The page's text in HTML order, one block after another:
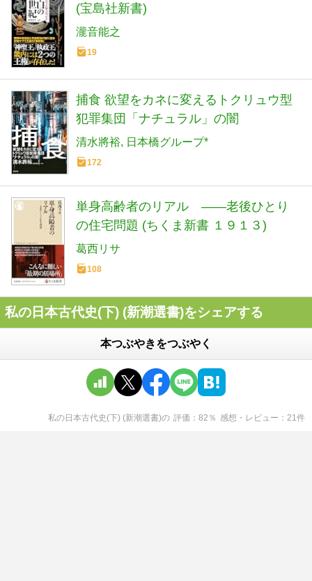
(宝島社新書)
瀧音能之
19
捕食 欲望をカネに変えるトクリュウ型
犯罪集団「ナチュラル」の闇
清水將裕 日本橋グループ*
172
単身高齢者のリアル ――老後ひとり
の住宅問題 (ちくま新書 １９１３)
葛西リサ
108
私の日本古代史(下) (新潮選書)をシェアする
本つぶやきをつぶやく
私の日本古代史(下) (新潮選書)の 評価 82 ％ 感想・レビュー 21 件